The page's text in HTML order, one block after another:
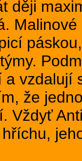
ději
vzdalují
že
Vždyť